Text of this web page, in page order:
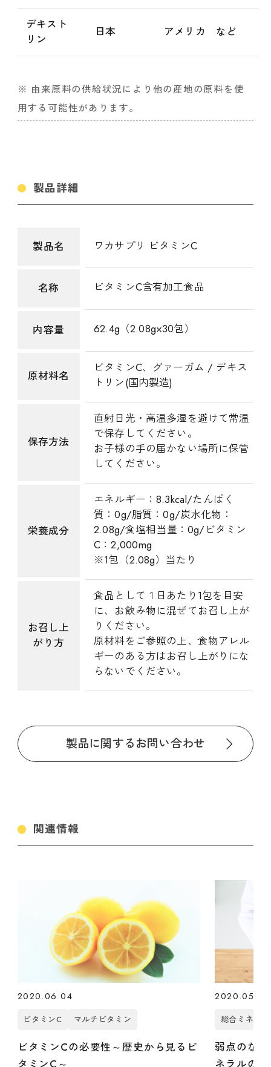
デキスト
リン
日本 アメリカ など
※ 由来原料の供給状況により他の産地の原料を使
用する可能性があります。
製品詳細
製品名 ワカサプリ ビタミンC
名称 ビタミンC含有加工食品
内容量 62.4g（2.08g×30包）
原材料名
ビタミンC、グァーガム / デキス
トリン(国内製造)
保存方法
直射日光・高温多湿を避けて常温
で保存してください。
お子様の手の届かない場所に保管
してください。
栄養成分
エネルギー：8.3kcal/たんぱく
質：0g/脂質：0g/炭水化物：
2.08g/食塩相当量：0g/ビタミン
C：2,000mg
※1包（2.08g）当たり
お召し上
がり方
食品として１日あたり1包を目安
に、お飲み物に混ぜてお召し上が
りください。
原材料をご参照の上、食物アレル
ギーのある方はお召し上がりにな
らないでください。
製品に関するお問い合わせ
関連情報
2020.06.04
ビタミンC マルチビタミン
ビタミンCの必要性～歴史から見るビ
タミンC～
2020.05.04
総合ミネラル
弱点のな
ネラルの